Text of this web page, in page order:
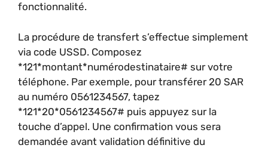
fonctionnalité.
La procédure de transfert s’effectue simplement
via code USSD. Composez
*121*montant*numérodestinataire# sur votre
téléphone. Par exemple, pour transférer 20 SAR
au numéro 0561234567, tapez
*121*20*0561234567# puis appuyez sur la
touche d’appel. Une confirmation vous sera
demandée avant validation définitive du